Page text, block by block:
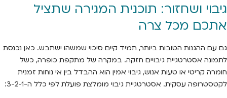
גיבוי ושחזור: תוכנית המגירה שתציל
אתכם מכל צרה
גם עם ההגנות הטובות ביותר, תמיד קיים סיכוי שמשהו ישתבש. כאן נכנסת
לתמונה אסטרטגיית גיבויים חזקה. במקרה של מתקפת כופרה, כשל
חומרה קריטי או טעות אנוש, גיבוי אמין הוא ההבדל בין אי נוחות זמנית
לקטסטרופה עסקית. אסטרטגיית גיבוי מומלצת פועלת לפי כלל ה-3-2-1: